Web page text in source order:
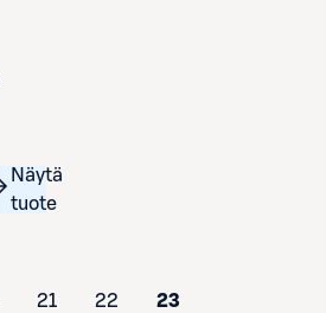
Näytä
tuote
21 22 23